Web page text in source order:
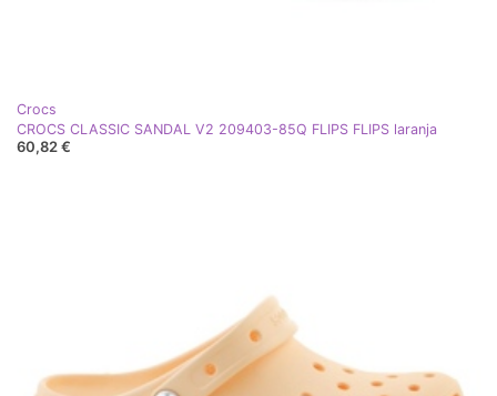
Crocs
CROCS CLASSIC SANDAL V2 209403-85Q FLIPS FLIPS laranja
60,82 €